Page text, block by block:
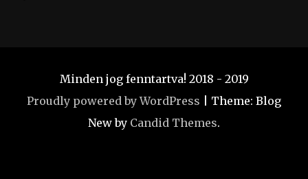
Minden jog fenntartva! 2018 - 2019
Proudly powered by WordPress
Theme: Blog
New by Candid Themes.